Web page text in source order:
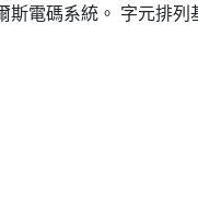
電碼系統。 字元排列